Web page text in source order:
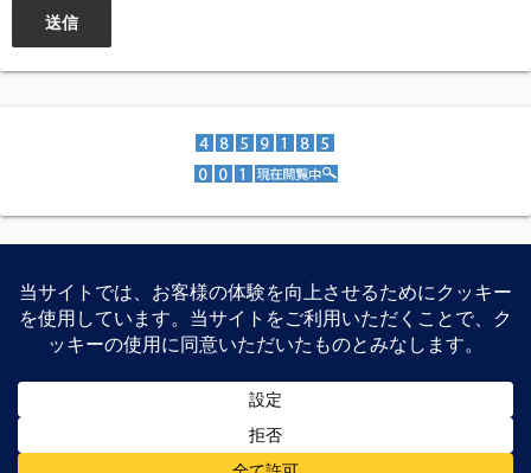
スマートフォン、家電製品、PCパーツなどの特価紹介、レ
ビュー等を公開しています。